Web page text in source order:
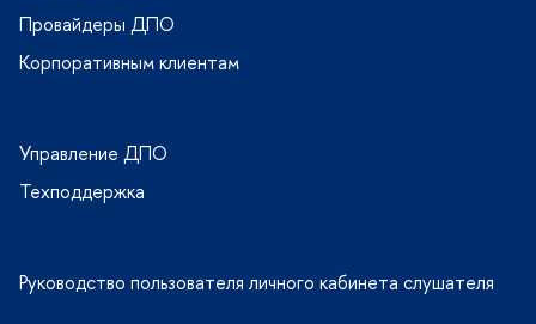
Провайдеры ДПО
Корпоративным клиентам
Управление ДПО
Техподдержка
Руководство пользователя личного кабинета слушателя